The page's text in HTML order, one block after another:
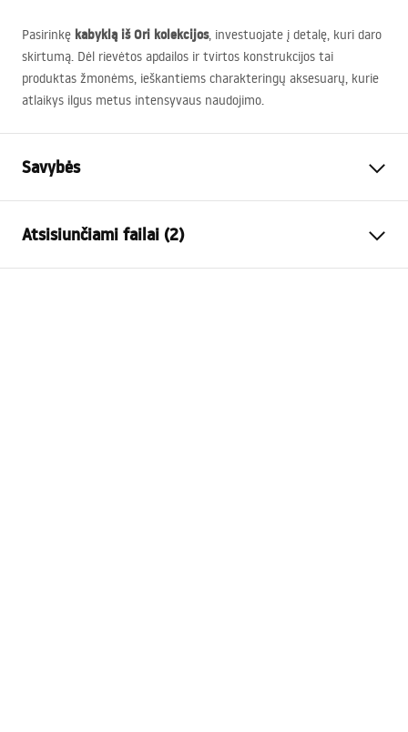
Pasirinkę kabyklą iš Ori kolekcijos, investuojate į detalę, kuri daro
skirtumą. Dėl rievėtos apdailos ir tvirtos konstrukcijos tai
produktas žmonėms, ieškantiems charakteringų aksesuarų, kurie
atlaikys ilgus metus intensyvaus naudojimo.
Savybės
Medžiaga
Montavimo būdas
Prisukamas
Atsisiunčiami failai (2)